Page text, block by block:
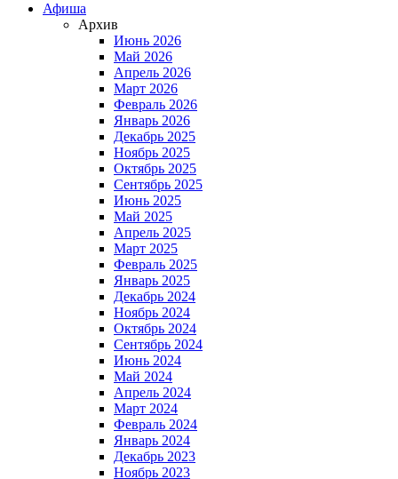
Афиша
Архив
Июнь 2026
Май 2026
Апрель 2026
Март 2026
Февраль 2026
Январь 2026
Декабрь 2025
Ноябрь 2025
Октябрь 2025
Сентябрь 2025
Июнь 2025
Май 2025
Апрель 2025
Март 2025
Февраль 2025
Январь 2025
Декабрь 2024
Ноябрь 2024
Октябрь 2024
Сентябрь 2024
Июнь 2024
Май 2024
Апрель 2024
Март 2024
Февраль 2024
Январь 2024
Декабрь 2023
Ноябрь 2023